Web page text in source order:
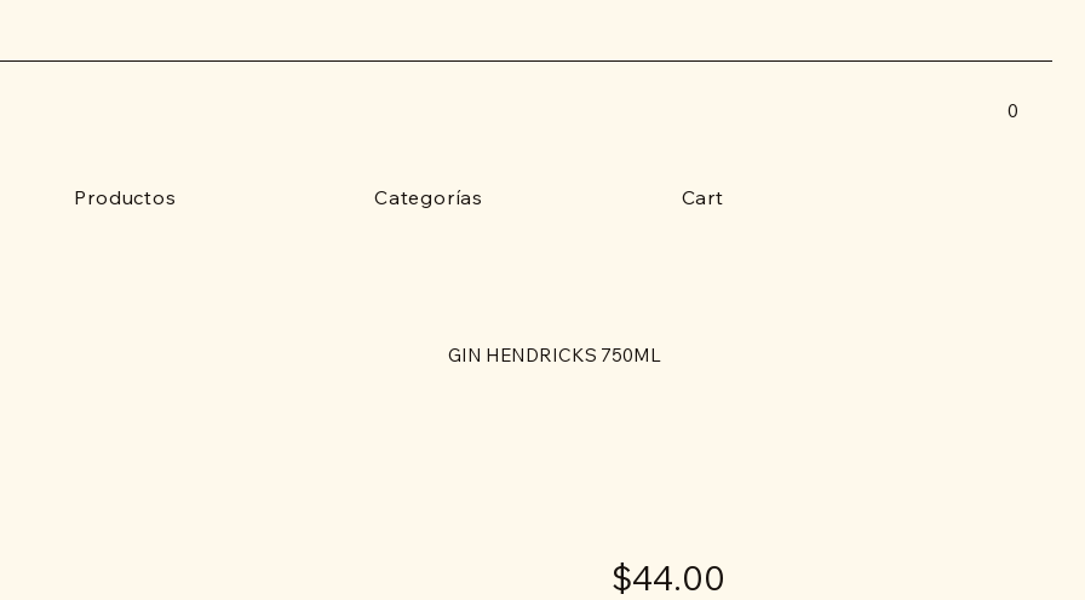
Productos Categorías Cart
0
GIN HENDRICKS 750ML
$44.00